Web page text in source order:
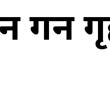
गर्न